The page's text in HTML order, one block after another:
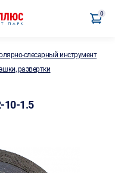
0
слесарный инструмент
развертки
10-1.5